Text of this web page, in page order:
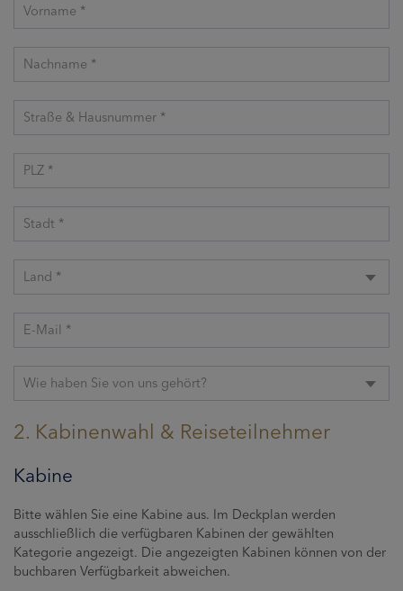
Vorname *
Nachname *
Straße & Hausnummer *
PLZ *
Stadt *
Land *
E-Mail *
Wie haben Sie von uns gehört?
2. Kabinenwahl & Reiseteilnehmer
Kabine
Bitte wählen Sie eine Kabine aus. Im Deckplan werden
ausschließlich die verfügbaren Kabinen der gewählten
Kategorie angezeigt. Die angezeigten Kabinen können von der
buchbaren Verfügbarkeit abweichen.